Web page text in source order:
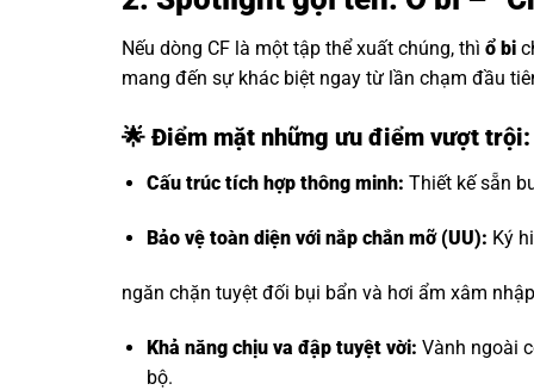
Nếu dòng CF là một tập thể xuất chúng, thì ổ bi
mang đến sự khác biệt ngay từ lần chạm đầu
🌟 Điểm mặt những ưu điểm vượt trội:
Cấu trúc tích hợp thông minh: Thiết kế sẵn
Bảo vệ toàn diện với nắp chắn mỡ (UU): Ký
ngăn chặn tuyệt đối bụi bẩn và hơi ẩm xâm
Khả năng chịu va đập tuyệt vời: Vành ngoài
bộ.